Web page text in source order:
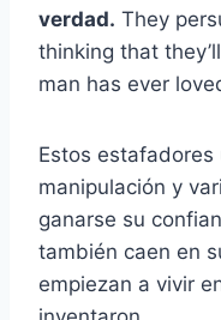
verdad. They
thinking that
man has ever
Estos
manipulación y
ganarse su
también caen en
empiezan a vivir